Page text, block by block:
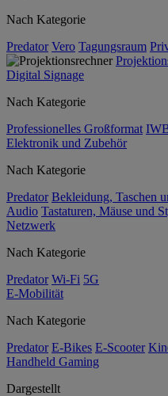
Nach Kategorie
Predator Vero Tagungsraum
Digital Signage
Nach Kategorie
Professionelles Großformat
Elektronik und Zubehör
Nach Kategorie
Predator Bekleidung, Taschen
Audio Tastaturen, Mäuse und
Netzwerk
Nach Kategorie
Predator Wi-Fi 5G
E-Mobilität
Nach Kategorie
Predator E-Bikes E-Scooter
Handheld Gaming
Dargestellt